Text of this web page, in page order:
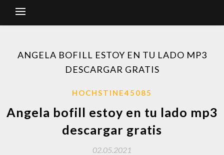
ANGELA BOFILL ESTOY EN TU LADO MP3
DESCARGAR GRATIS
HOCHSTINE45085
Angela bofill estoy en tu lado mp3
descargar gratis
02.05.2021